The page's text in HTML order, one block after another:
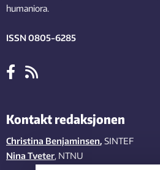
humaniora.
ISSN 0805-6285
Kontakt redaksjonen
Christina Benjaminsen, SINTEF
Nina Tveter, NTNU